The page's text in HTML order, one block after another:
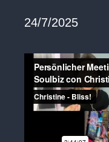
24/7/2025